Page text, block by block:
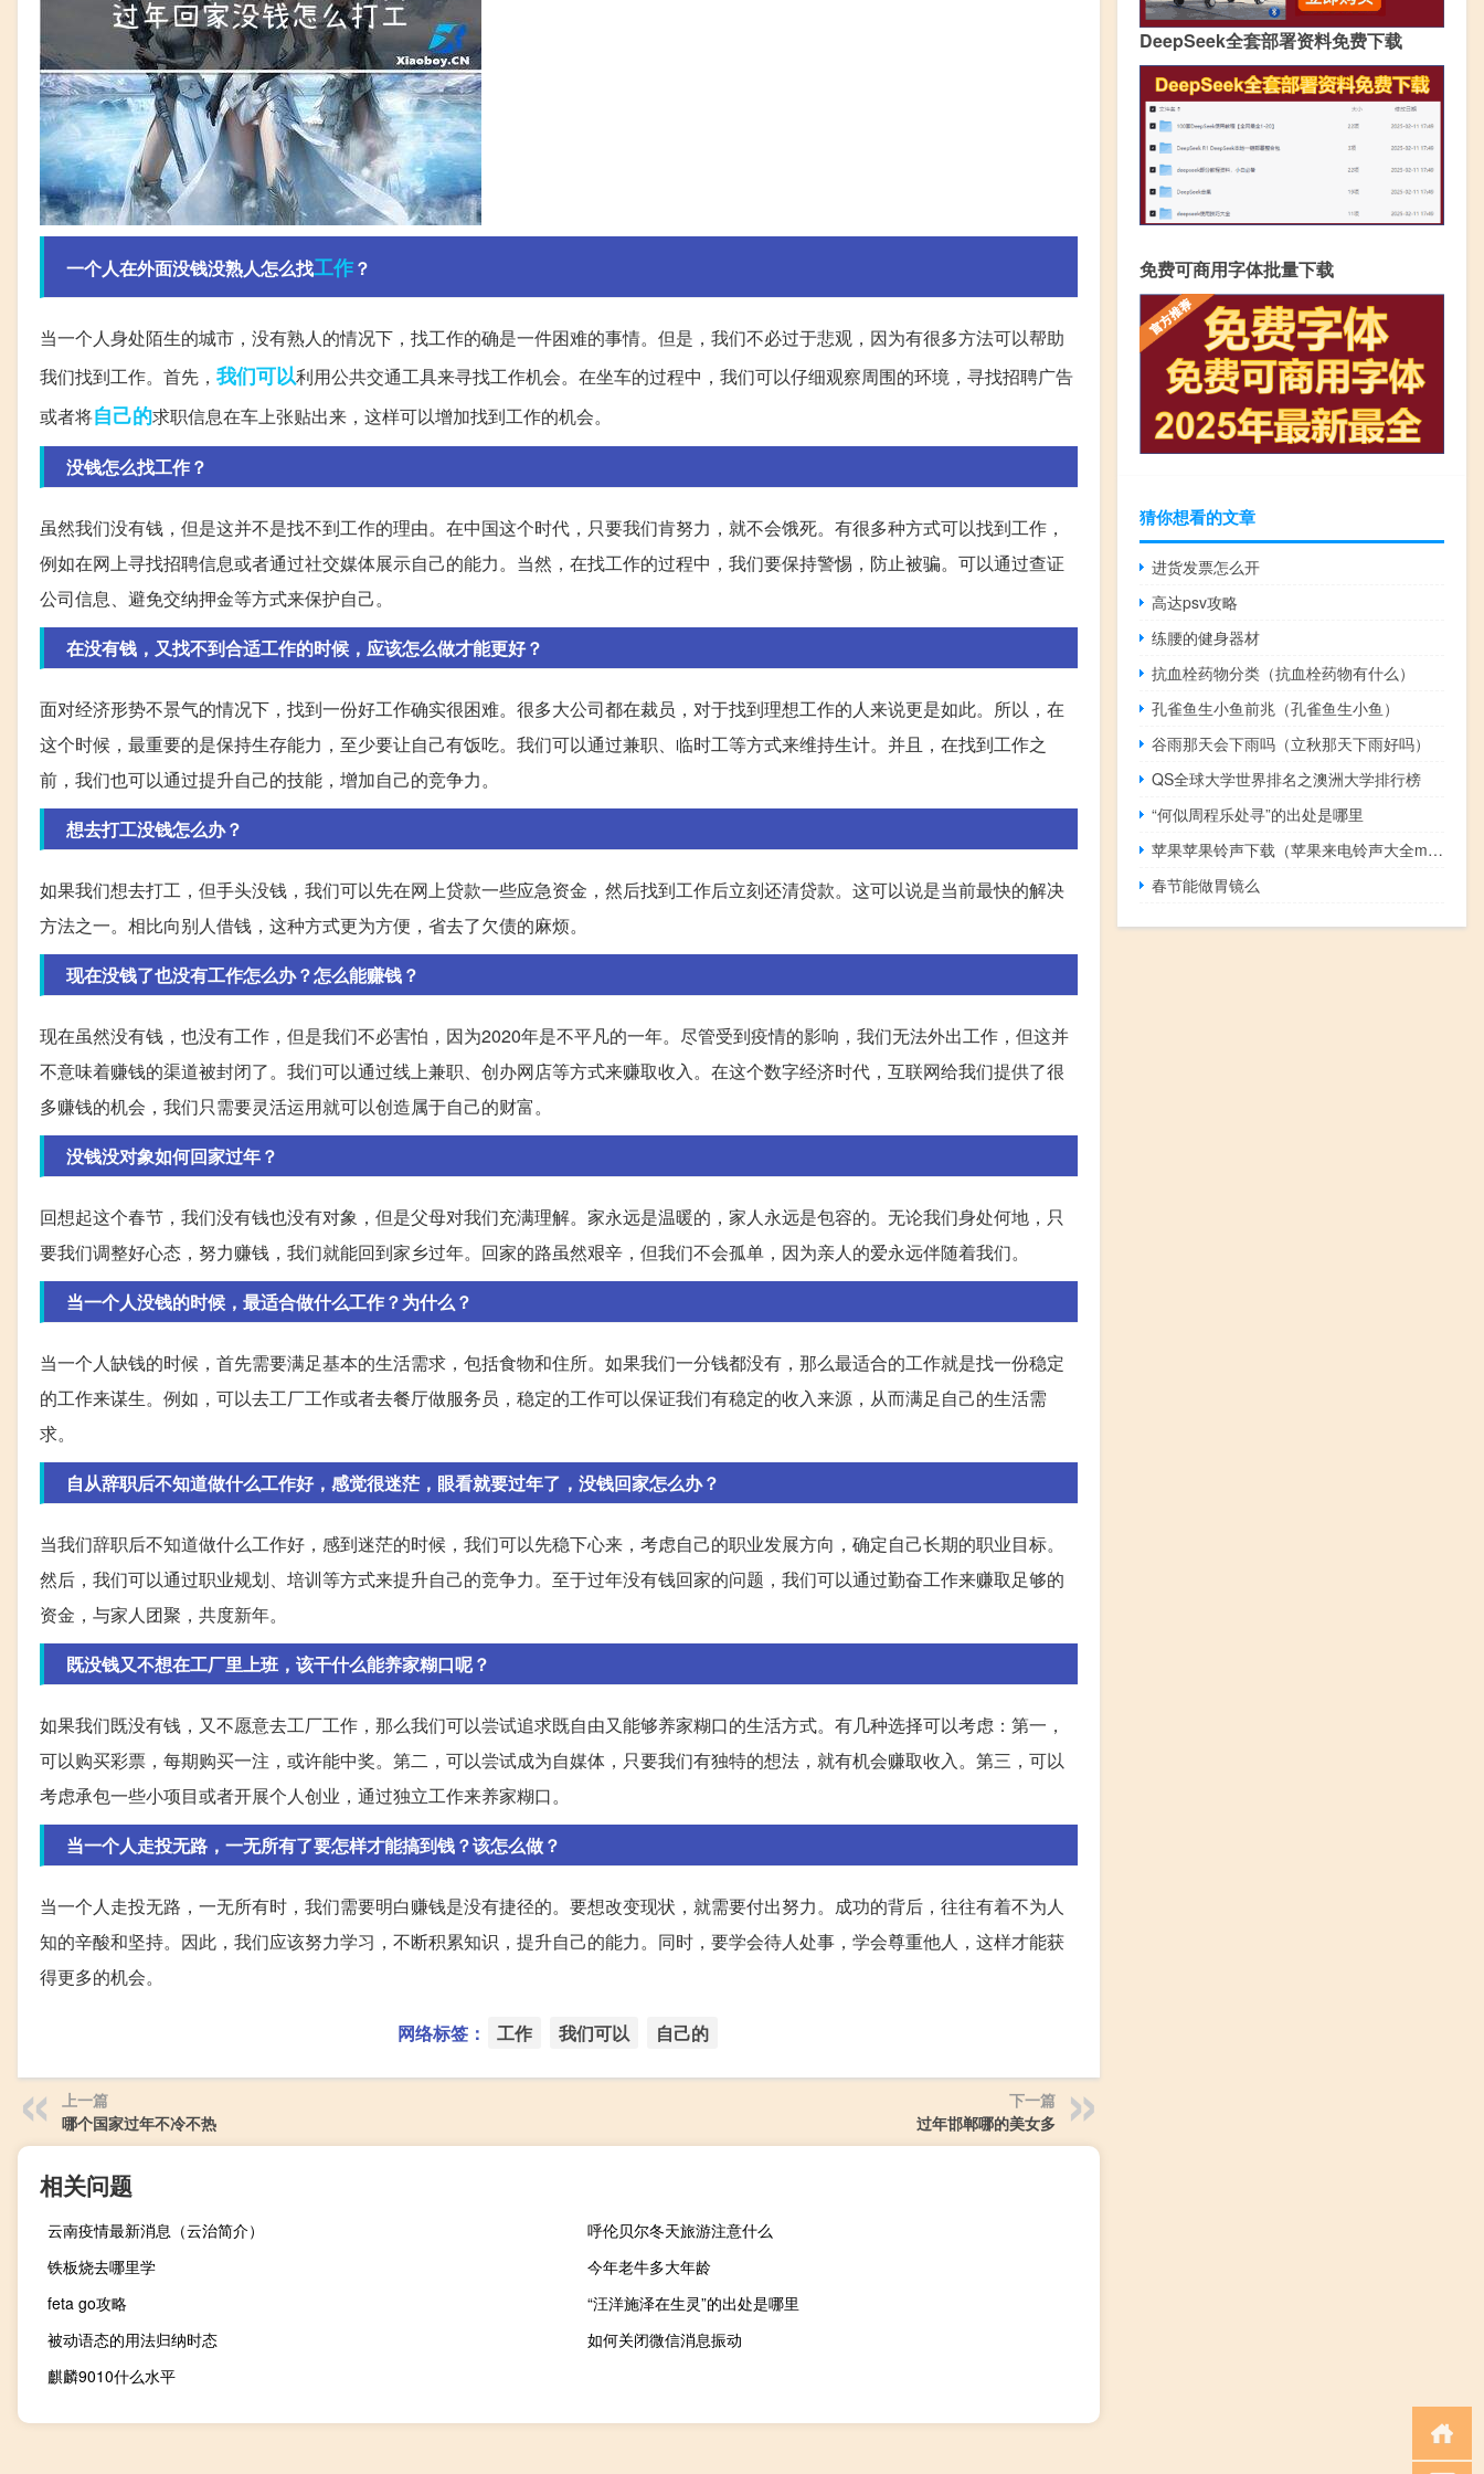
一个人在外面没钱没熟人怎么找工作？
当一个人身处陌生的城市，没有熟人的情况下，找工作的确是一件困难的事情。但是，我们不必过于悲观，因为有很多方法可以帮助
我们找到工作。首先， 我们可以利用公共交通工具来寻找工作机会。在坐车的过程中，我们可以仔细观察周围的环境，寻找招聘广告
或者将自己的求职信息在车上张贴出来，这样可以增加找到工作的机会。
没钱怎么找工作？
虽然我们没有钱，但是这并不是找不到工作的理由。在中国这个时代，只要我们肯努力，就不会饿死。有很多种方式可以找到工作，
例如在网上寻找招聘信息或者通过社交媒体展示自己的能力。当然，在找工作的过程中，我们要保持警惕，防止被骗。可以通过查证
公司信息、避免交纳押金等方式来保护自己。
在没有钱，又找不到合适工作的时候，应该怎么做才能更好？
面对经济形势不景气的情况下，找到一份好工作确实很困难。很多大公司都在裁员，对于找到理想工作的人来说更是如此。所以，在
这个时候，最重要的是保持生存能力，至少要让自己有饭吃。我们可以通过兼职、临时工等方式来维持生计。并且，在找到工作之
前，我们也可以通过提升自己的技能，增加自己的竞争力。
想去打工没钱怎么办？
如果我们想去打工，但手头没钱，我们可以先在网上贷款一些应急资金，然后找到工作后立刻还清贷款。这可以说是当前最快的解决
方法之一。相比向别人借钱，这种方式更为方便，省去了欠债的麻烦。
现在没钱了也没有工作怎么办？怎么能赚钱？
现在虽然没有钱，也没有工作，但是我们不必害怕，因为2020年是不平凡的一年。尽管受到疫情的影响，我们无法外出工作，但这并
不意味着赚钱的渠道被封闭了。我们可以通过线上兼职、创办网店等方式来赚取收入。在这个数字经济时代，互联网给我们提供了很
多赚钱的机会，我们只需要灵活运用就可以创造属于自己的财富。
没钱没对象如何回家过年？
回想起这个春节，我们没有钱也没有对象，但是父母对我们充满理解。家永远是温暖的，家人永远是包容的。无论我们身处何地，只
要我们调整好心态，努力赚钱，我们就能回到家乡过年。回家的路虽然艰辛，但我们不会孤单，因为亲人的爱永远伴随着我们。
当一个人没钱的时候，最适合做什么工作？为什么？
当一个人缺钱的时候，首先需要满足基本的生活需求，包括食物和住所。如果我们一分钱都没有，那么最适合的工作就是找一份稳定
的工作来谋生。例如，可以去工厂工作或者去餐厅做服务员，稳定的工作可以保证我们有稳定的收入来源，从而满足自己的生活需
求。
自从辞职后不知道做什么工作好，感觉很迷茫，眼看就要过年了，没钱回家怎么办？
当我们辞职后不知道做什么工作好，感到迷茫的时候，我们可以先稳下心来，考虑自己的职业发展方向，确定自己长期的职业目标。
然后，我们可以通过职业规划、培训等方式来提升自己的竞争力。至于过年没有钱回家的问题，我们可以通过勤奋工作来赚取足够的
资金，与家人团聚，共度新年。
既没钱又不想在工厂里上班，该干什么能养家糊口呢？
如果我们既没有钱，又不愿意去工厂工作，那么我们可以尝试追求既自由又能够养家糊口的生活方式。有几种选择可以考虑：第一，
可以购买彩票，每期购买一注，或许能中奖。第二，可以尝试成为自媒体，只要我们有独特的想法，就有机会赚取收入。第三，可以
考虑承包一些小项目或者开展个人创业，通过独立工作来养家糊口。
当一个人走投无路，一无所有了要怎样才能搞到钱？该怎么做？
当一个人走投无路，一无所有时，我们需要明白赚钱是没有捷径的。要想改变现状，就需要付出努力。成功的背后，往往有着不为人
知的辛酸和坚持。因此，我们应该努力学习，不断积累知识，提升自己的能力。同时，要学会待人处事，学会尊重他人，这样才能获
得更多的机会。
网络标签： 工作 我们可以 自己的
上一篇
哪个国家过年不冷不热
下一篇
过年邯郸哪的美女多
相关问题
云南疫情最新消息（云治简介）
呼伦贝尔冬天旅游注意什么
铁板烧去哪里学
今年老牛多大年龄
feta go攻略
“汪洋施泽在生灵”的出处是哪里
被动语态的用法归纳时态
如何关闭微信消息振动
麒麟9010什么水平
DeepSeek全套部署资料免费下载
免费可商用字体批量下载
猜你想看的文章
进货发票怎么开
高达psv攻略
练腰的健身器材
抗血栓药物分类（抗血栓药物有什么）
孔雀鱼生小鱼前兆（孔雀鱼生小鱼）
谷雨那天会下雨吗（立秋那天下雨好吗）
QS全球大学世界排名之澳洲大学排行榜
“何似周程乐处寻”的出处是哪里
苹果苹果铃声下载（苹果来电铃声大全mp3(苹果手机铃声mp3)）
春节能做胃镜么